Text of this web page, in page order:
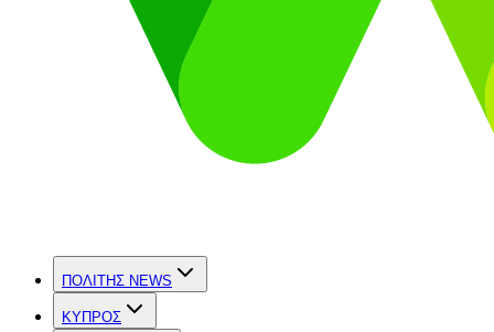
ΠΟΛΙΤΗΣ NEWS
ΚΥΠΡΟΣ